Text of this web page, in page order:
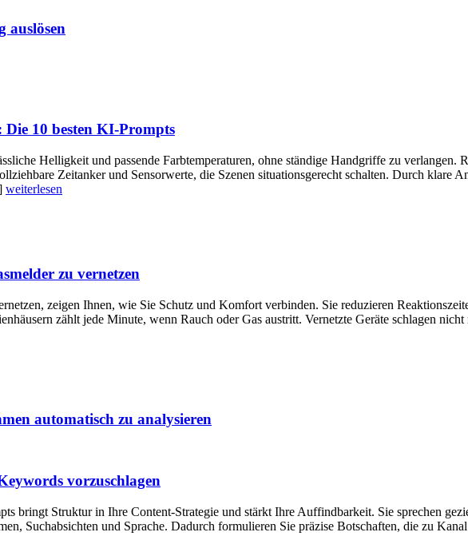
auslösen
Die 10 besten KI-Prompts
Helligkeit und passende Farbtemperaturen, ohne ständige Handgriffe zu verlangen.
Zeitanker und Sensorwerte, die Szenen situationsgerecht schalten. Durch klare
weiterlesen
zu vernetzen
zeigen Ihnen, wie Sie Schutz und Komfort verbinden. Sie reduzieren
zählt jede Minute, wenn Rauch oder Gas austritt. Vernetzte Geräte schlagen
automatisch zu analysieren
vorzuschlagen
bringt Struktur in Ihre Content-Strategie und stärkt Ihre Auffindbarkeit. Sie sprechen
Suchabsichten und Sprache. Dadurch formulieren Sie präzise Botschaften, die zu